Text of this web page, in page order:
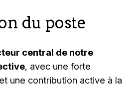
du poste
central de notre
, avec une forte
une contribution active à la